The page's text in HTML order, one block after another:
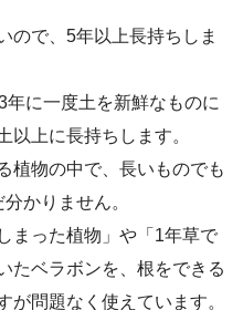
ので、5年以上長持ちしま
に一度土を新鮮なものに
以上に長持ちします。
植物の中で、長いものでも
かりません。
まった植物」や「1年草で
たベラボンを、根をできる
が問題なく使えています。